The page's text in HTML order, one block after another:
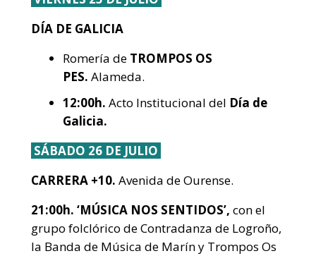
DÍA DE GALICIA
Romería de TROMPOS OS
PES. Alameda.
12:00h. Acto Institucional del Día de
Galicia.
SÁBADO 26 DE JULIO
CARRERA +10. Avenida de Ourense.
21:00h. ‘MÚSICA NOS SENTIDOS’, con el
grupo folclórico de Contradanza de Logroño,
la Banda de Música de Marín y Trompos Os